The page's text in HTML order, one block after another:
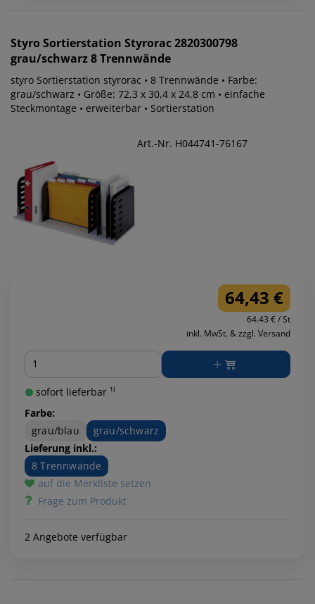
Styro Sortierstation Styrorac 2820300798
grau/schwarz 8 Trennwände
styro Sortierstation styrorac • 8 Trennwände • Farbe:
grau/schwarz • Größe: 72,3 x 30,4 x 24,8 cm • einfache
Steckmontage • erweiterbar • Sortierstation
Art.-Nr. H044741-76167
64,43 €
64.43 € / St
inkl. MwSt. & zzgl. Versand
Menge
sofort lieferbar ¹⁾
Farbe:
grau/blau
grau/schwarz
Lieferung inkl.:
8 Trennwände
auf die Merkliste setzen
Frage zum Produkt
2 Angebote verfügbar